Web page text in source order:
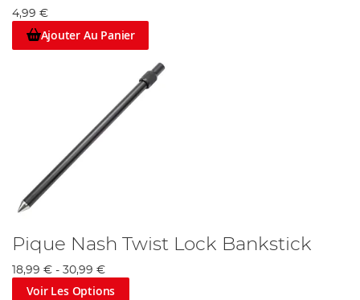
4,99 €
Ajouter Au Panier
Pique Nash Twist Lock Bankstick
18,99 € - 30,99 €
Voir Les Options